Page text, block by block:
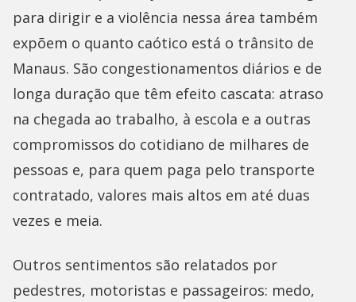
para dirigir e a violência nessa área também
expõem o quanto caótico está o trânsito de
Manaus. São congestionamentos diários e de
longa duração que têm efeito cascata: atraso
na chegada ao trabalho, à escola e a outras
compromissos do cotidiano de milhares de
pessoas e, para quem paga pelo transporte
contratado, valores mais altos em até duas
vezes e meia.
Outros sentimentos são relatados por
pedestres, motoristas e passageiros: medo,